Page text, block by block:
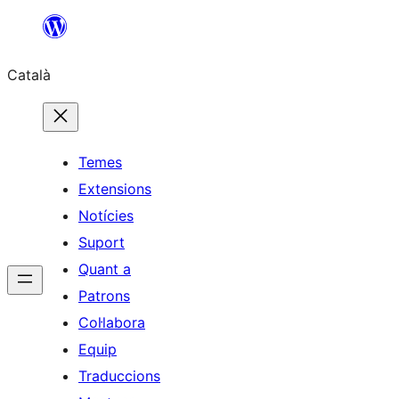
contingut
Català
Temes
Extensions
Notícies
Suport
Quant a
Patrons
Col·labora
Equip
Traduccions